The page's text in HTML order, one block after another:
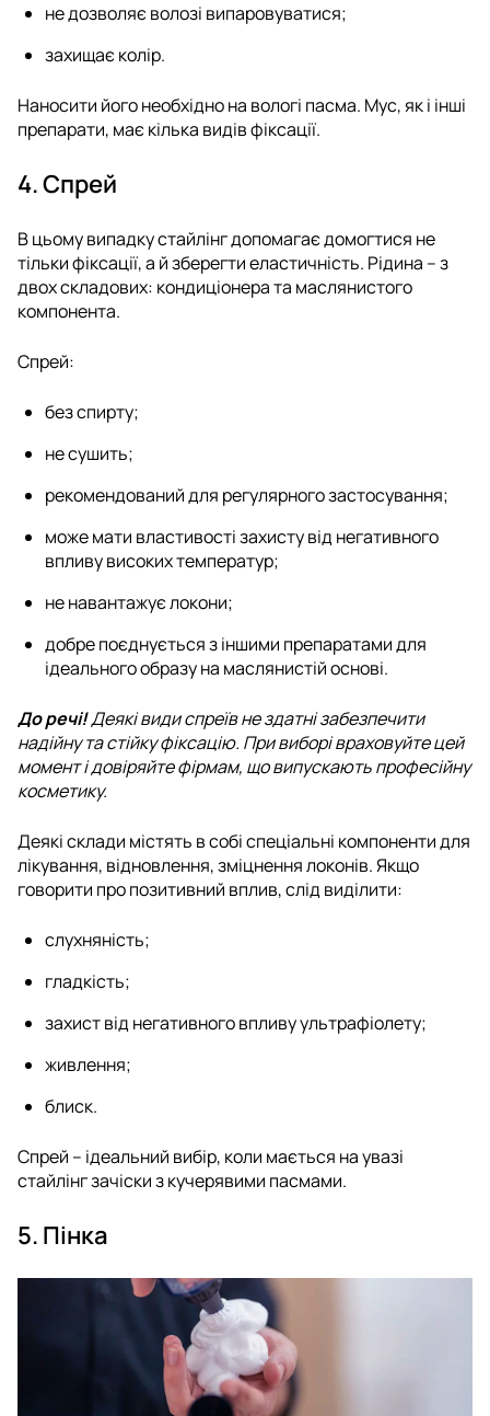
не дозволяє волозі випаровуватися;
захищає колір.
Наносити його необхідно на вологі пасма. Мус, як і інші
препарати, має кілька видів фіксації.
4. Спрей
В цьому випадку стайлінг допомагає домогтися не
тільки фіксації, а й зберегти еластичність. Рідина – з
двох складових: кондиціонера та маслянистого
компонента.
Спрей:
без спирту;
не сушить;
рекомендований для регулярного застосування;
може мати властивості захисту від негативного
впливу високих температур;
не навантажує локони;
добре поєднується з іншими препаратами для
ідеального образу на маслянистій основі.
До речі!Деякі види спреїв не здатні забезпечити
надійну та стійку фіксацію. При виборі враховуйте цей
момент і довіряйте фірмам, що випускають професійну
косметику.
Деякі склади містять в собі спеціальні компоненти для
лікування, відновлення, зміцнення локонів. Якщо
говорити про позитивний вплив, слід виділити:
слухняність;
гладкість;
захист від негативного впливу ультрафіолету;
живлення;
блиск.
Спрей – ідеальний вибір, коли мається на увазі
стайлінг зачіски з кучерявими пасмами.
5. Пінка